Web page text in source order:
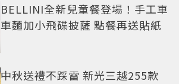
BELLINI全新兒童餐登場！手工車
車麵加小飛碟披薩 點餐再送貼紙
中秋送禮不踩雷 新光三越255款